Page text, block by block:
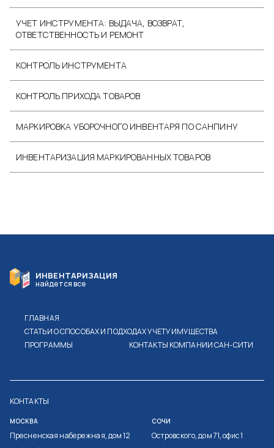
УЧЕТ ИНСТРУМЕНТА: ВЫДАЧА, ВОЗВРАТ,
ОТВЕТСТВЕННОСТЬ И РЕМОНТ
КОНТРОЛЬ ИНСТРУМЕНТА
КОНТРОЛЬ ПРИХОДА ТОВАРОВ
МАРКИРОВКА УБОРОЧНОГО ИНВЕНТАРЯ ПО САНПИНУ
ИНВЕНТАРИЗАЦИЯ МАРКИРОВАННЫХ ТОВАРОВ
ИНВЕНТАРИЗАЦИЯ
найдется все
ГЛАВНАЯ
СТАТЬИ О СПОСОБАХ И ПОДХОДАХ УЧЕТУ ИМУЩЕСТВА
ПРОГРАММЫ
КОНТАКТЫ КОМПАНИИ САН-СИТИ
КОНТАКТЫ
МОСКВА
Пресненская набережная, дом 12
СОЧИ
Островского, дом 71, офис 1